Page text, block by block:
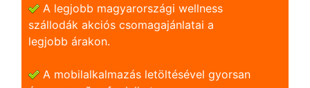
A legjobb magyarországi wellness
szállodák akciós csomagajánlatai a
legjobb árakon.
A mobilalkalmazás letöltésével gyorsan